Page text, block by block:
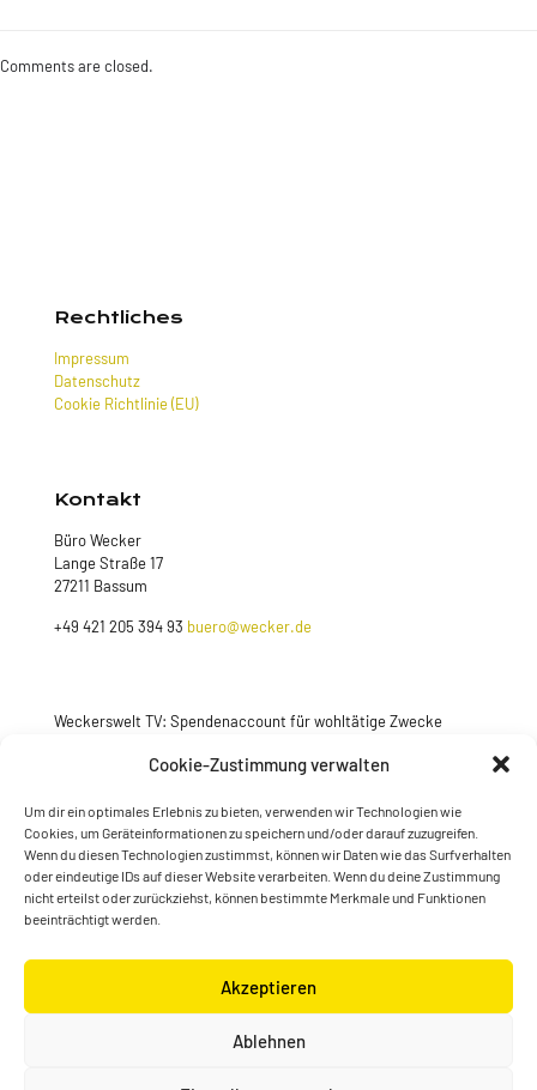
Cookie-Zustimmung verwalten
Um dir ein optimales Erlebnis zu bieten, verwenden wir Technologien wie
Cookies, um Geräteinformationen zu speichern und/oder darauf zuzugreifen.
Wenn du diesen Technologien zustimmst, können wir Daten wie das Surfverhalten
oder eindeutige IDs auf dieser Website verarbeiten. Wenn du deine Zustimmung
nicht erteilst oder zurückziehst, können bestimmte Merkmale und Funktionen
beeinträchtigt werden.
Akzeptieren
Ablehnen
Comments are closed.
Rechtliches
Impressum
Datenschutz
Cookie Richtlinie (EU)
Kontakt
Büro Wecker
Lange Straße 17
27211 Bassum
+49 421 205 394 93 buero@wecker.de
Weckerswelt TV: Spendenaccount für wohltätige Zwecke
Jetzt spenden
© Konstantin Wecker | gestaltet von